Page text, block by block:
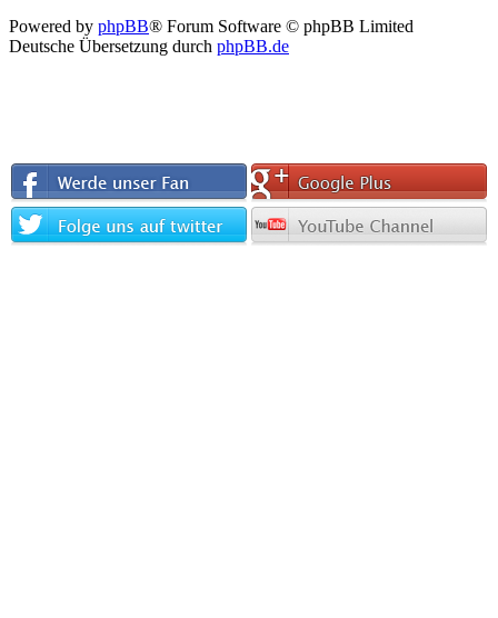
Powered by phpBB® Forum Software © phpBB Limited
Deutsche Übersetzung durch phpBB.de